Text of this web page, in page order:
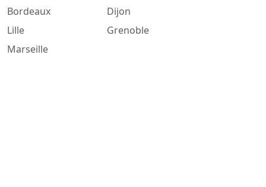
Bordeaux
Lille
Marseille
Dijon
Grenoble